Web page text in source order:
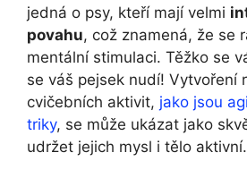
jedná o psy, kteří mají velmi
povahu, což znamená, že se
mentální stimulaci. Těžko se
se váš pejsek nudí! Vytvoření
cvičebních aktivit, jako jsou
triky, se může ukázat jako
udržet jejich mysl i tělo aktivní.